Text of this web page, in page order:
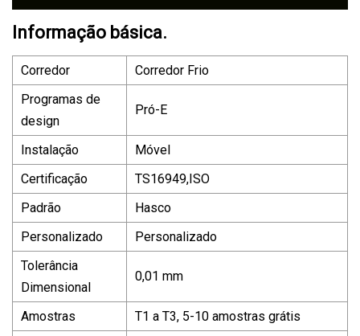
Informação básica.
Corredor
Corredor Frio
Programas de
design
Pró-E
Instalação
Móvel
Certificação
TS16949,ISO
Padrão
Hasco
Personalizado
Personalizado
Tolerância
Dimensional
0,01 mm
Amostras
T1 a T3, 5-10 amostras grátis